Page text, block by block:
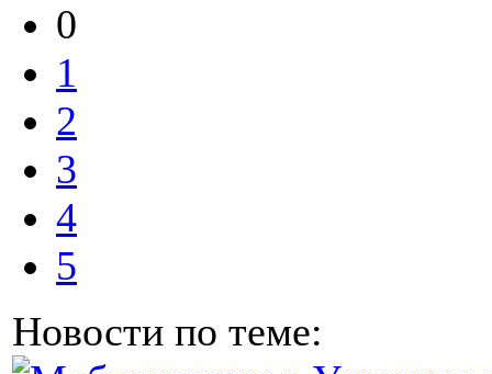
0
1
2
3
4
5
Новости по теме: